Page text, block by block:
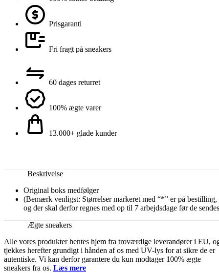
Prisgaranti
Fri fragt på sneakers
60 dages returret
100% ægte varer
13.000+ glade kunder
Beskrivelse
Original boks medfølger
(Bemærk venligst: Størrelser markeret med “*” er på bestilling,
og der skal derfor regnes med op til 7 arbejdsdage før de
Ægte sneakers
Alle vores produkter hentes hjem fra troværdige leverandører i EU,
tjekkes herefter grundigt i hånden af os med UV-lys for at sikre de er
autentiske. Vi kan derfor garantere du kun modtager 100% ægte
sneakers fra os. Læs mere